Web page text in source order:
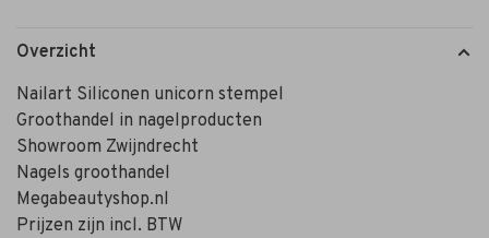
Overzicht
Nailart Siliconen unicorn stempel
Groothandel in nagelproducten
Showroom Zwijndrecht
Nagels groothandel
Megabeautyshop.nl
Prijzen zijn incl. BTW